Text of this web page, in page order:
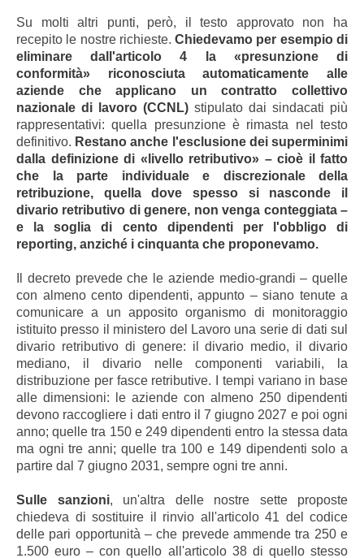
Su molti altri punti, però, il testo approvato non ha
recepito le nostre richieste.Chiedevamo per esempio di
eliminare dall'articolo 4 la «presunzione di
conformità» riconosciuta automaticamente alle
aziende che applicano un contratto collettivo
nazionale di lavoro (CCNL) stipulato dai sindacati più
rappresentativi: quella presunzione è rimasta nel testo
definitivo. Restano anche l'esclusione dei superminimi
dalla definizione di «livello retributivo» – cioè il fatto
che la parte individuale e discrezionale della
retribuzione, quella dove spesso si nasconde il
divario retributivo di genere, non venga conteggiata –
e la soglia di cento dipendenti per l'obbligo di
reporting, anziché i cinquanta che proponevamo.
Il decreto prevede che le aziende medio-grandi – quelle
con almeno cento dipendenti, appunto – siano tenute a
comunicare a un apposito organismo di monitoraggio
istituito presso il ministero del Lavoro una serie di dati sul
divario retributivo di genere: il divario medio, il divario
mediano, il divario nelle componenti variabili, la
distribuzione per fasce retributive. I tempi variano in base
alle dimensioni: le aziende con almeno 250 dipendenti
devono raccogliere i dati entro il 7 giugno 2027 e poi ogni
anno; quelle tra 150 e 249 dipendenti entro la stessa data
ma ogni tre anni; quelle tra 100 e 149 dipendenti solo a
partire dal 7 giugno 2031, sempre ogni tre anni.
Sulle sanzioni, un'altra delle nostre sette proposte
chiedeva di sostituire il rinvio all'articolo 41 del codice
delle pari opportunità – che prevede ammende tra 250 e
1.500 euro – con quello all'articolo 38 di quello stesso